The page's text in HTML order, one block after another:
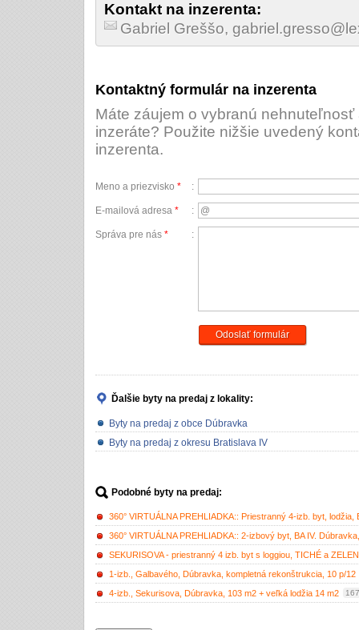
Kontakt na inzerenta:
Gabriel Greššo,
Kontaktný formulár na inzerenta
Máte záujem o vybranú
inzeráte? Použite nižšie uvedený
inzerenta.
Meno a priezvisko * :
E-mailová adresa * :
Správa pre nás * :
Odoslať formulár
Ďalšie byty na predaj z lokality:
Byty na predaj z obce Dúbravka
Byty na predaj z okresu Bratislava IV
Podobné byty na predaj:
360° VIRTUÁLNA PREHLIADKA:: Priestranný 4-izb. byt, lodžia,
360° VIRTUÁLNA PREHLIADKA:: 2-izbový byt, BA IV.
SEKURISOVA - priestranný 4 izb. byt s loggiou, TICHÉ a
1-izb., Galbavého, Dúbravka, kompletná rekonštrukcia, 10 p/12
4-izb., Sekurisova, Dúbravka, 103 m2 + veľká lodžia 14 m2